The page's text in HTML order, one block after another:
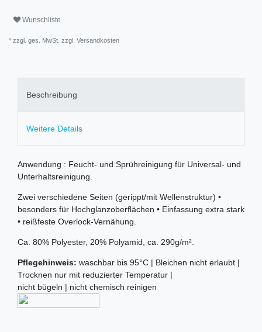
Wunschliste
* zzgl. ges. MwSt. zzgl. Versandkosten
Beschreibung
Weitere Details
Anwendung : Feucht- und Sprühreinigung für Universal- und
Unterhaltsreinigung.
Zwei verschiedene Seiten (gerippt/mit Wellenstruktur) •
besonders für Hochglanzoberflächen • Einfassung extra stark
• reißfeste Overlock-Vernähung.
Ca. 80% Polyester, 20% Polyamid, ca. 290g/m².
Pflegehinweis: waschbar bis 95°C | Bleichen nicht erlaubt |
Trocknen nur mit reduzierter Temperatur |
nicht bügeln | nicht chemisch reinigen